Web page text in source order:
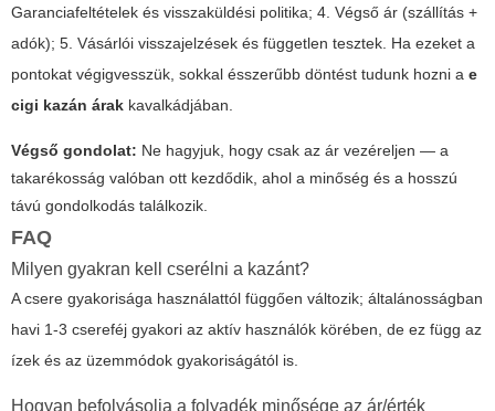
Garanciafeltételek és visszaküldési politika; 4. Végső ár (szállítás +
adók); 5. Vásárlói visszajelzések és független tesztek. Ha ezeket a
pontokat végigvesszük, sokkal ésszerűbb döntést tudunk hozni a e
cigi kazán árak kavalkádjában.
Végső gondolat: Ne hagyjuk, hogy csak az ár vezéreljen — a
takarékosság valóban ott kezdődik, ahol a minőség és a hosszú
távú gondolkodás találkozik.
FAQ
Milyen gyakran kell cserélni a kazánt?
A csere gyakorisága használattól függően változik; általánosságban
havi 1-3 csereféj gyakori az aktív használók körében, de ez függ az
ízek és az üzemmódok gyakoriságától is.
Hogyan befolyásolja a folyadék minősége az ár/érték